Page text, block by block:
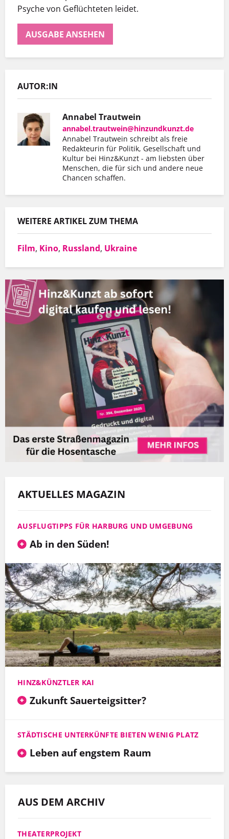
Psyche von Geflüchteten leidet.
AUSGABE ANSEHEN
AUTOR:IN
Annabel Trautwein
annabel.trautwein@hinzundkunzt.de
Annabel Trautwein schreibt als freie
Redakteurin für Politik, Gesellschaft und
Kultur bei Hinz&Kunzt - am liebsten über
Menschen, die für sich und andere neue
Chancen schaffen.
WEITERE ARTIKEL ZUM THEMA
Film, Kino, Russland, Ukraine
AKTUELLES MAGAZIN
AUSFLUGTIPPS FÜR HARBURG UND UMGEBUNG
Ab in den Süden!
HINZ&KÜNZTLER KAI
Zukunft Sauerteigsitter?
STÄDTISCHE UNTERKÜNFTE BIETEN WENIG PLATZ
Leben auf engstem Raum
AUS DEM ARCHIV
THEATERPROJEKT